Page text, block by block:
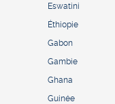
Eswatini
Éthiopie
Gabon
Gambie
Ghana
Guinée